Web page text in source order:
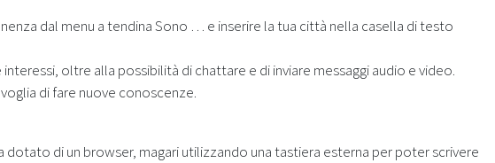
dal menu a tendina Sono … e inserire la tua città nella casella di testo
oltre alla possibilità di chattare e di inviare messaggi audio e video.
di fare nuove conoscenze.
dotato di un browser, magari utilizzando una tastiera esterna per poter scrivere